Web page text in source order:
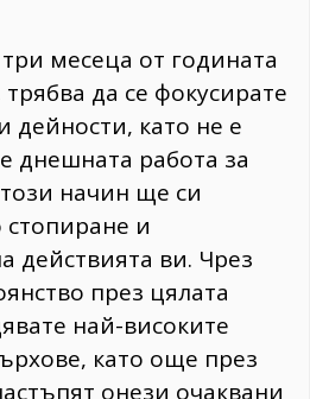
месеца от годината
да се фокусирате
дейности, като не е
днешната работа за
начин ще си
стопиране и
действията ви. Чрез
през цялата
най-високите
като още през
онези очаквани